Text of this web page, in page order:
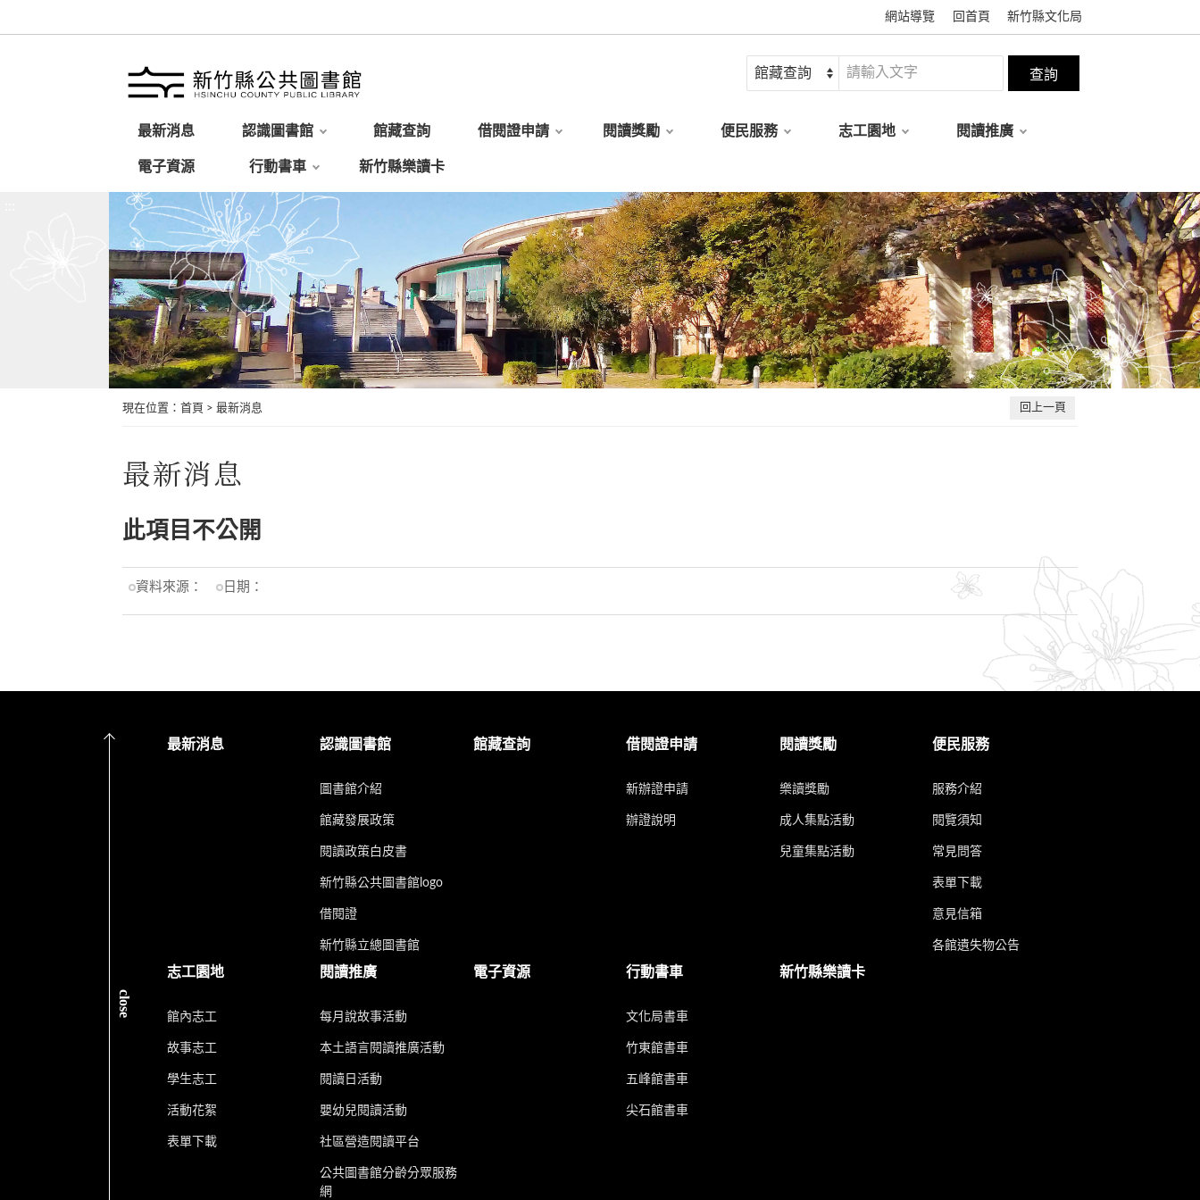
網站導覽 回首頁 新竹縣文化局
最新消息 認識圖書館 館藏查詢 借閱證申請 閱讀獎勵 便民服務 志工園地 閱讀推廣
電子資源 行動書車 新竹縣樂讀卡
現在位置 ： 首頁 > 最新消息 回上一頁
最新消息
此項目不公開
資料來源： 日期：
close
最新消息 認識圖書館
圖書館介紹
館藏發展政策
閱讀政策白皮書
新竹縣公共圖書館logo
借閱證
新竹縣立總圖書館
館藏查詢 借閱證申請
新辦證申請
辦證說明
閱讀獎勵
樂讀獎勵
成人集點活動
兒童集點活動
便民服務
服務介紹
閱覽須知
常見問答
表單下載
意見信箱
各館遺失物公告
志工園地
館內志工
故事志工
學生志工
活動花絮
表單下載
閱讀推廣
每月說故事活動
本土語言閱讀推廣活動
閱讀日活動
嬰幼兒閱讀活動
社區營造閱讀平台
公共圖書館分齡分眾服務
網
電子資源 行動書車
文化局書車
竹東館書車
五峰館書車
尖石館書車
新竹縣樂讀卡